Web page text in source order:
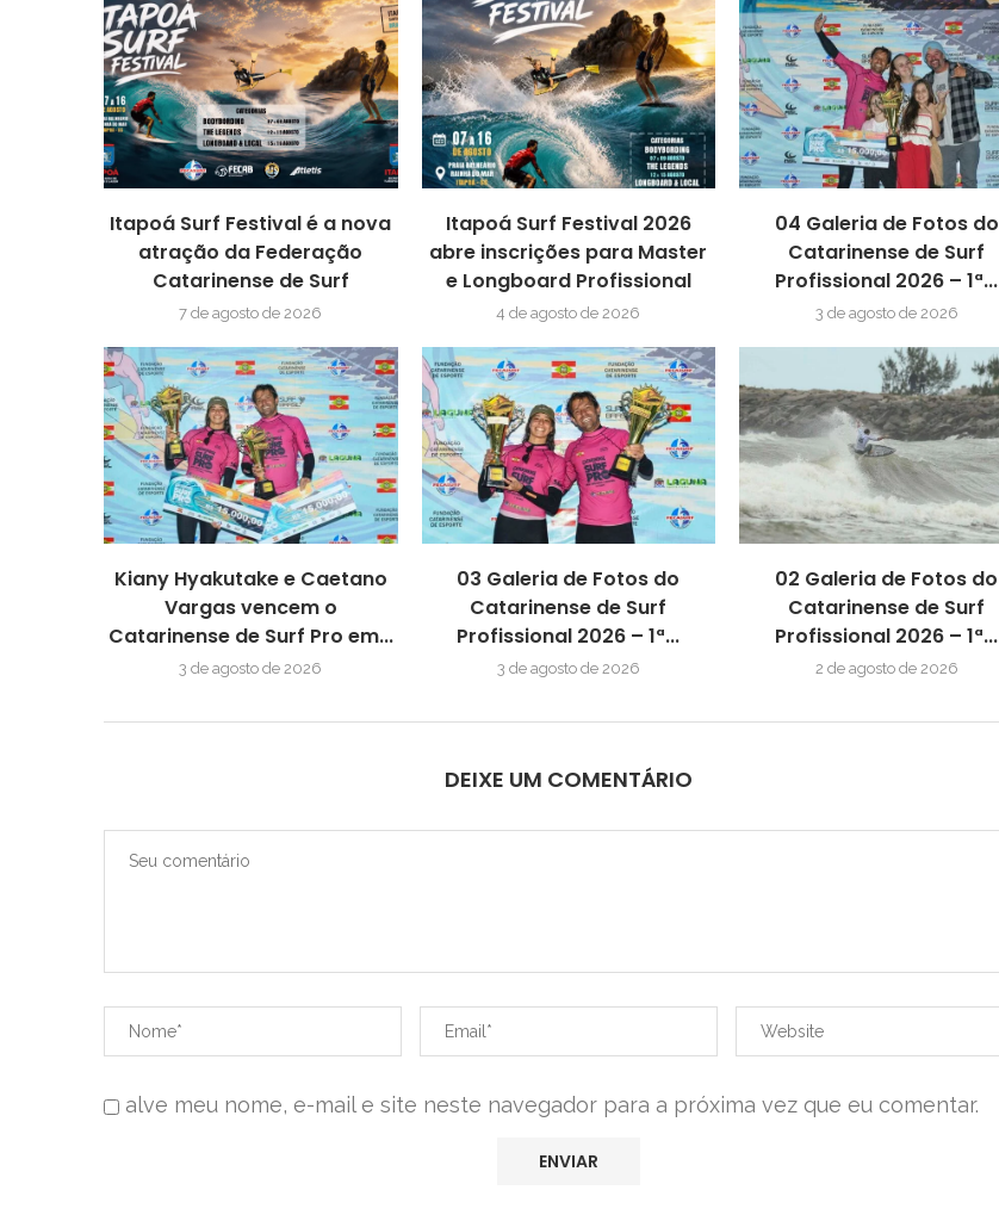
Itapoá Surf Festival é a nova
atração da Federação
Catarinense de Surf
7 de agosto de 2026
Itapoá Surf Festival 2026
abre inscrições para Master
e Longboard Profissional
4 de agosto de 2026
04 Galeria de Fotos do
Catarinense de Surf
Profissional 2026 – 1ª...
3 de agosto de 2026
Kiany Hyakutake e Caetano
Vargas vencem o
Catarinense de Surf Pro em...
3 de agosto de 2026
03 Galeria de Fotos do
Catarinense de Surf
Profissional 2026 – 1ª...
3 de agosto de 2026
02 Galeria de Fotos do
Catarinense de Surf
Profissional 2026 – 1ª...
2 de agosto de 2026
DEIXE UM COMENTÁRIO
alve meu nome, e-mail e site neste navegador para a próxima vez que eu comentar.